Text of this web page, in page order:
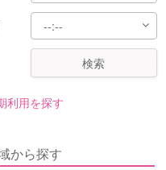
検索
利用を探す
から探す